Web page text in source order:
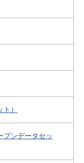
）
プンデータセッ